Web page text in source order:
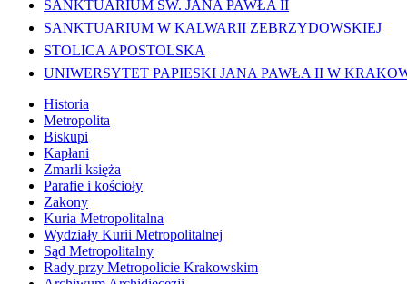
SANKTUARIUM ŚW. JANA PAWŁA II
SANKTUARIUM W KALWARII ZEBRZYDOWSKIEJ
STOLICA APOSTOLSKA
UNIWERSYTET PAPIESKI JANA PAWŁA II W
Historia
Metropolita
Biskupi
Kapłani
Zmarli księża
Parafie i kościoły
Zakony
Kuria Metropolitalna
Wydziały Kurii Metropolitalnej
Sąd Metropolitalny
Rady przy Metropolicie Krakowskim